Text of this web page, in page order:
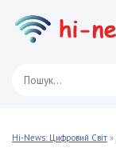
Hi-News: Цифровий Світ »